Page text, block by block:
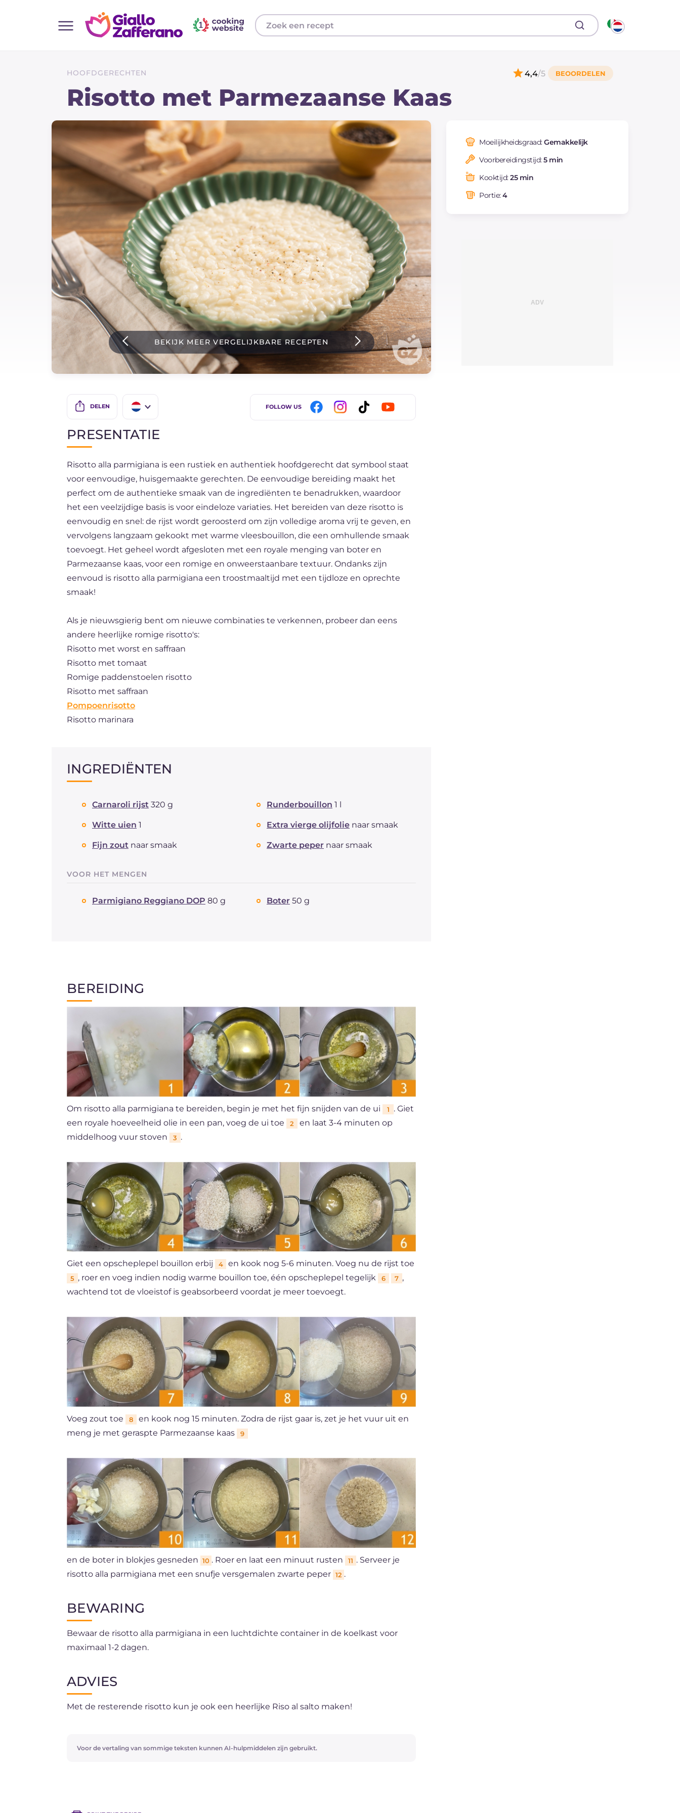
Hoofdgerechten
Taarten & Bakken
Nieuwste recepten
IT Website
Instagram
HOOFDGERECHTEN
Risotto met Parmezaanse Kaas
4,4/5
BEKIJK MEER VERGELIJKBARE RECEPTEN
DELEN
DE
ES
FR
FOLLOW US
Moeilijkheidsgraad:Gemakkelijk
Voorbereidingstijd:5 min
Kooktijd:25 min
Portie:4
PRESENTATIE
Risotto alla parmigiana is een rustiek en authentiek hoofdgerecht dat symbool staat
voor eenvoudige, huisgemaakte gerechten. De eenvoudige bereiding maakt het
perfect om de authentieke smaak van de ingrediënten te benadrukken, waardoor
het een veelzijdige basis is voor eindeloze variaties. Het bereiden van deze risotto is
eenvoudig en snel: de rijst wordt geroosterd om zijn volledige aroma vrij te geven, en
vervolgens langzaam gekookt met warme vleesbouillon, die een omhullende smaak
toevoegt. Het geheel wordt afgesloten met een royale menging van boter en
Parmezaanse kaas, voor een romige en onweerstaanbare textuur. Ondanks zijn
eenvoud is risotto alla parmigiana een troostmaaltijd met een tijdloze en oprechte
smaak!
Als je nieuwsgierig bent om nieuwe combinaties te verkennen, probeer dan eens
andere heerlijke romige risotto's:
Risotto met worst en saffraan
Risotto met tomaat
Romige paddenstoelen risotto
Risotto met saffraan
Pompoenrisotto
Risotto marinara
INGREDIËNTEN
Carnaroli rijst 320 g Runderbouillon 1 l
Witte uien 1 Extra vierge olijfolie naar smaak
Fijn zout naar smaak Zwarte peper naar smaak
VOOR HET MENGEN
Parmigiano Reggiano DOP 80 g Boter 50 g
BEREIDING
Om risotto alla parmigiana te bereiden, begin je met het fijn snijden van de ui 1
. Giet
een royale hoeveelheid olie in een pan, voeg de ui toe
2
en laat 3-4 minuten op
middelhoog vuur stoven
3 .
Giet een opscheplepel bouillon erbij 4 en kook nog 5-6 minuten. Voeg nu de rijst toe
5 , roer en voeg indien nodig warme bouillon toe, één opscheplepel tegelijk 6 7 ,
wachtend tot de vloeistof is geabsorbeerd voordat je meer toevoegt.
Voeg zout toe 8
en kook nog 15 minuten. Zodra de rijst gaar is, zet je het vuur uit en
meng je met geraspte Parmezaanse kaas
9
en de boter in blokjes gesneden 10 . Roer en laat een minuut rusten 11 . Serveer je
risotto alla parmigiana met een snufje versgemalen zwarte peper 12 .
BEWARING
Bewaar de risotto alla parmigiana in een luchtdichte container in de koelkast voor
maximaal 1-2 dagen.
ADVIES
Met de resterende risotto kun je ook een heerlijke Riso al salto maken!
Voor de vertaling van sommige teksten kunnen AI-hulpmiddelen zijn gebruikt.